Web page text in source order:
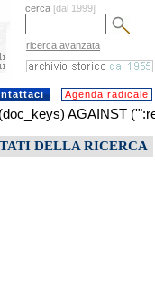
cerca [dal 1999]
ricerca avanzata
Agenda radicale
AGAINST
DELLA RICERCA